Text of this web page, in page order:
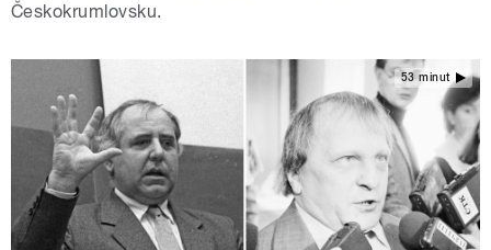
Českokrumlovsku.
53 minut